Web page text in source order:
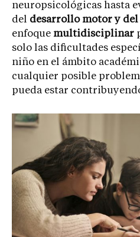
neuropsicológicas hasta
del desarrollo motor y del
enfoque multidisciplinar
solo las dificultades
niño en el ámbito
cualquier posible
pueda estar